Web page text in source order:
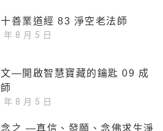
善業道經 83 淨空老法師
年 8 月 5 日
—開啟智慧寶藏的鑰匙 09 成
年 8 月 5 日
之 —真信、發願、念佛求生淨